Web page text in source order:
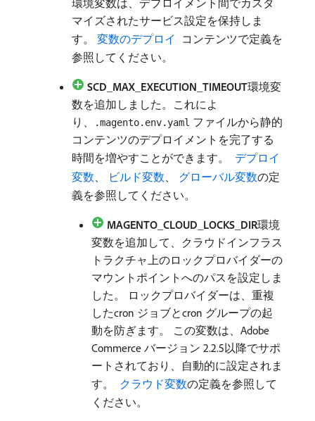
環境変数は、デプロイメント間でカスタ
マイズされたサービス設定を保持しま
す。 変数のデプロイ ​
コンテンツで定義を
参照してください。
SCD_MAX_EXECUTION_TIMEOUT​環境変
数を追加しました。これによ
り、
.magento.env.yaml ファイルから静的
コンテンツのデプロイメントを完了する
時間を増やすことができます。
​ デプロイ
変数、 ​ ビルド変数、 ​ グローバル変数の定
義を参照してください。
MAGENTO_CLOUD_LOCKS_DIR​環境
変数を追加して、クラウドインフラス
トラクチャ上のロックプロバイダーの
マウントポイントへのパスを設定しま
した。 ロックプロバイダーは、重複
したcron ジョブとcron グループの起
動を防ぎます。 この変数は、Adobe
Commerce バージョン 2.2.5以降でサポ
ートされており、自動的に設定されま
す。
​ クラウド変数の定義を参照して
ください。